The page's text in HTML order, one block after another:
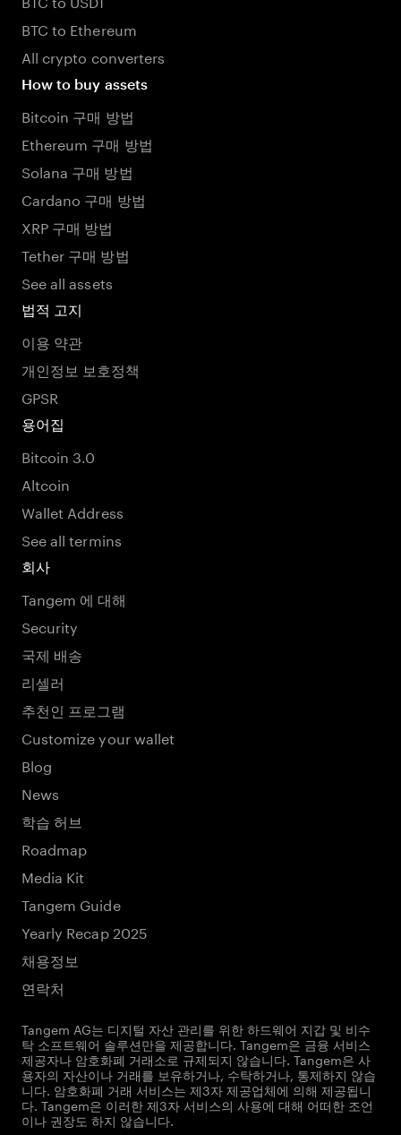
BTC to Ethereum
All crypto converters
How to buy assets
Bitcoin 구매 방법
Ethereum 구매 방법
Solana 구매 방법
Cardano 구매 방법
XRP 구매 방법
Tether 구매 방법
See all assets
법적 고지
이용 약관
개인정보 보호정책
GPSR
용어집
Bitcoin 3.0
Altcoin
Wallet Address
See all termins
회사
Tangem 에 대해
Security
국제 배송
리셀러
추천인 프로그램
Customize your wallet
Blog
News
학습 허브
Roadmap
Media Kit
Tangem Guide
Yearly Recap 2025
채용정보
연락처
Tangem AG는 디지털 자산 관리를 위한 하드웨어 지갑 및 비수
탁 소프트웨어 솔루션만을 제공합니다. Tangem은 금융 서비스
제공자나 암호화폐 거래소로 규제되지 않습니다. Tangem은 사
용자의 자산이나 거래를 보유하거나, 수탁하거나, 통제하지 않습
니다. 암호화폐 거래 서비스는 제3자 제공업체에 의해 제공됩니
다. Tangem은 이러한 제3자 서비스의 사용에 대해 어떠한 조언
이나 권장도 하지 않습니다.